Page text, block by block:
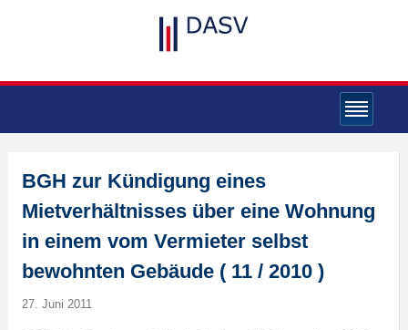
BGH zur Kündigung eines
Mietverhältnisses über eine Wohnung
in einem vom Vermieter selbst
bewohnten Gebäude ( 11 / 2010 )
27. Juni 2011